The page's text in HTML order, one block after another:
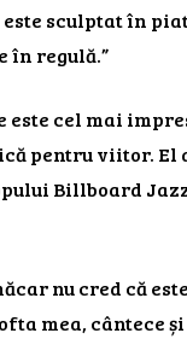
sculptat în
în regulă.”
este cel mai
pentru viitor. El
Billboard
nu cred că
mea, cântece